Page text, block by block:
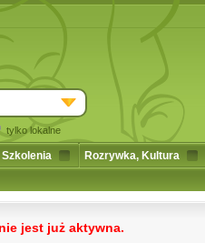
tylko lokalne
Rozrywka, Kultura
jest już aktywna.